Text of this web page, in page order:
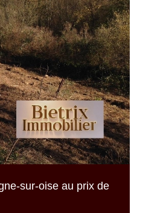
sur-oise au prix de